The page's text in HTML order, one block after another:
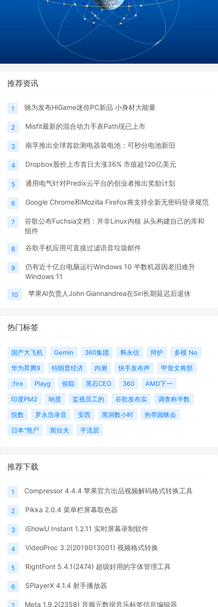
推荐资讯
1 驰为发布HiGame迷你PC新品 小身材大能量
2 Misfit最新的混合动力手表Path现已上市
3 南孚推出全球首款测电器装电池：可秒分电池新旧
4 Dropbox股价上市首日大涨36% 市值超120亿美元
5 通用电气针对Predix云平台的创业者推出奖励计划
6 Google Chrome和Mozilla Firefox将支持全新无密码登录规范
7
谷歌公布Fuchsia文档：并非Linux内核 从头构建自己的库和
组件
8 谷歌手机应用可直接过滤语音垃圾邮件
9
仍有近十亿台电脑运行Windows 10 半数机器因老旧难升
Windows 11
10 苹果AI负责人John Giannandrea在Siri长期延迟后退休
热门标签
国产大飞机 Gemin 360集团 释永信 辩护
多模 No
华为昇腾9
特朗普经济 内测 快手发布声
甲骨文将部
:fire
Playg 侯聪 黑石CEO 360
AMD下一
印度PM2
响度 监视员工的 谷歌发布实
调查称半数
悦数
罗永浩录音 安西 黑洞数小时
热带园蛛会
日本“熊尸
斯拉夫 平流层
推荐下载
1 Compressor 4.4.4 苹果官方出品视频解码格式转换工具
2 Pikka 2.0.4 菜单栏屏幕取色器
3 iShowU Instant 1.2.11 实时屏幕录制软件
4 VideoProc 3.2(2019013001) 视频格式转换
5 RightFont 5.4.1(2474) 超级好用的字体管理工具
6 SPlayerX 4.1.4 射手播放器
7 Meta 1.9.2(2358) 音频元数据音乐标签信息编辑器